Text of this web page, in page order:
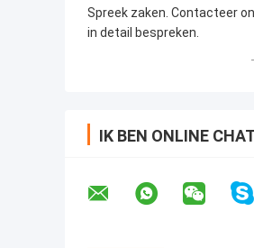
Spreek zaken. Contacteer
in detail bespreken.
IK BEN ONLINE